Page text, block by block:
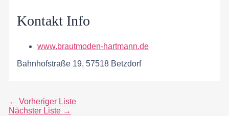
Kontakt Info
www.brautmoden-hartmann.de
Bahnhofstraße 19, 57518 Betzdorf
← Vorheriger Liste
Nächster Liste →